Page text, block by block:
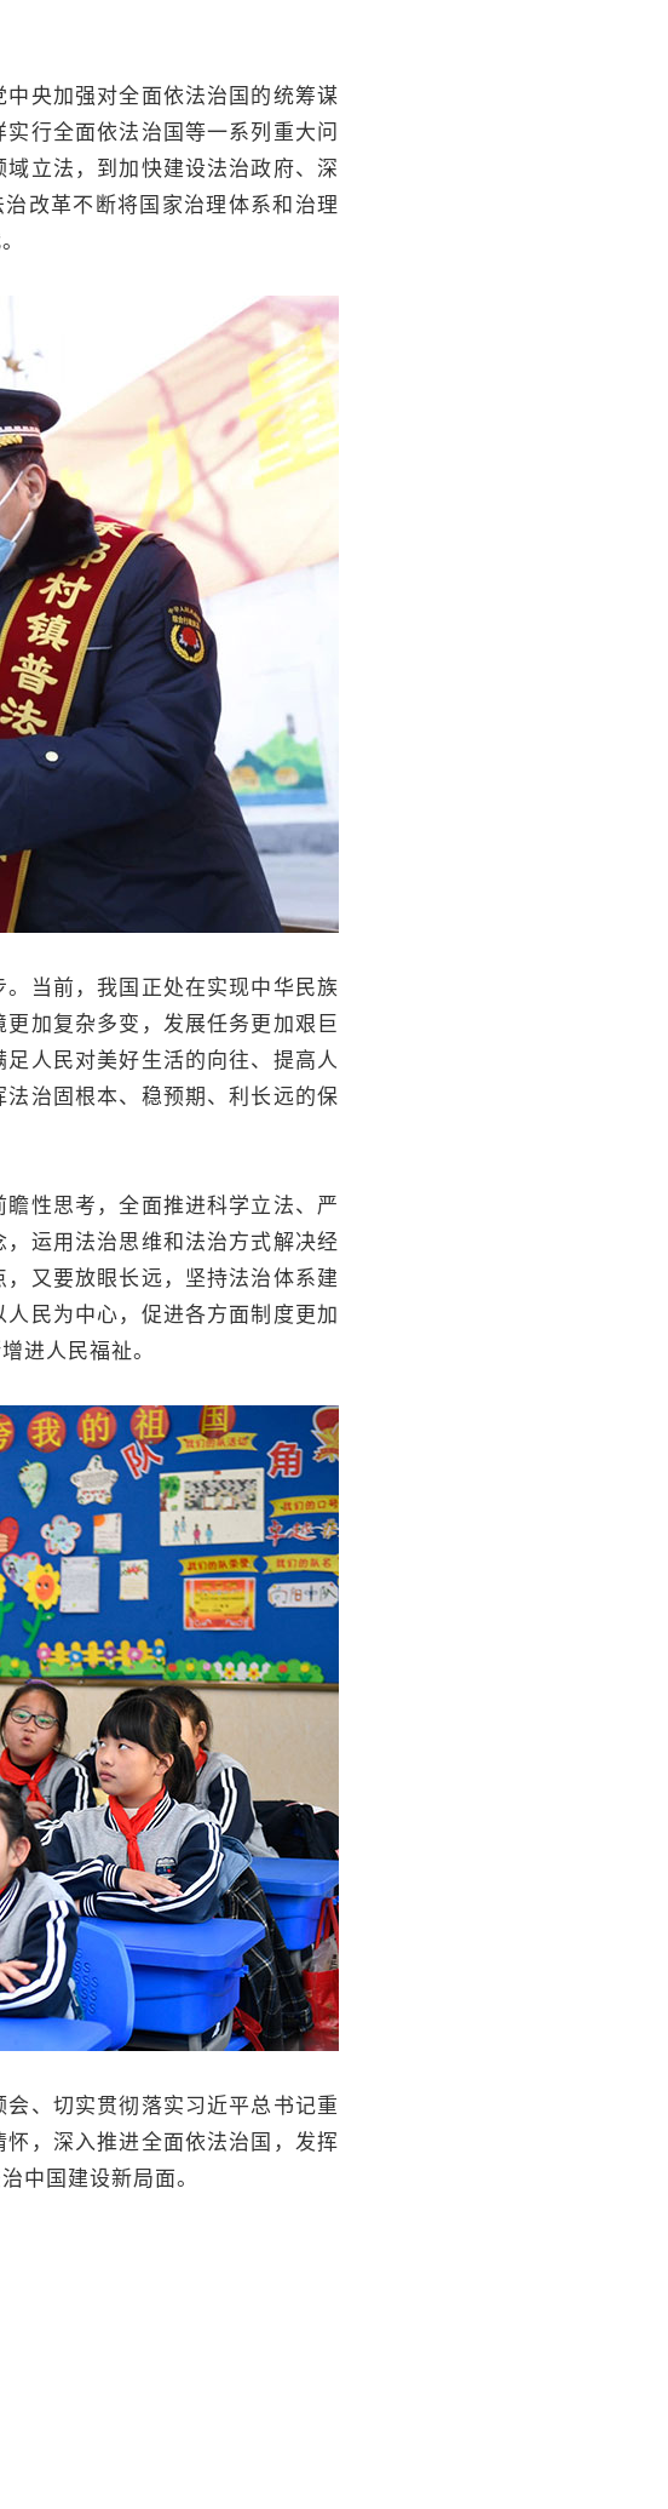
央加强对全面依法治国的统筹谋
行全面依法治国等一系列重大问
立法，到加快建设法治政府、深
改革不断将国家治理体系和治理
当前，我国正处在实现中华民族
加复杂多变，发展任务更加艰巨
人民对美好生活的向往、提高人
治固根本、稳预期、利长远的保
性思考，全面推进科学立法、严
运用法治思维和法治方式解决经
又要放眼长远，坚持法治体系建
民为中心，促进各方面制度更加
进人民福祉。
、切实贯彻落实习近平总书记重
，深入推进全面依法治国，发挥
中国建设新局面。